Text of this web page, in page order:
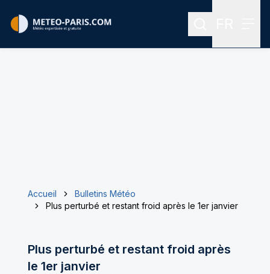
Rechercher
Accueil
Bulletins Météo
Plus perturbé et restant froid après le 1er janvier
Plus perturbé et restant froid après
le 1er janvier